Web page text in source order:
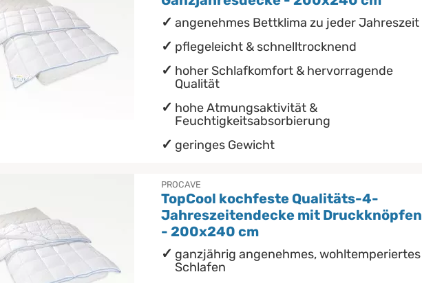
angenehmes Bettklima zu jeder Jahreszeit
pflegeleicht & schnelltrocknend
hoher Schlafkomfort & hervorragende
Qualität
hohe Atmungsaktivität &
Feuchtigkeitsabsorbierung
geringes Gewicht
PROCAVE
TopCool kochfeste Qualitäts-4-
Jahreszeitendecke mit Druckknöpfen
- 200x240 cm
ganzjährig angenehmes, wohltemperiertes
Schlafen